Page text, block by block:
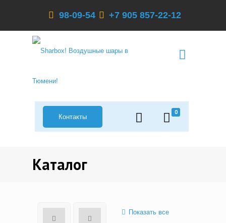
98-09-54 +7 905 857-22-12
0
Контакты
Каталог
Показать все